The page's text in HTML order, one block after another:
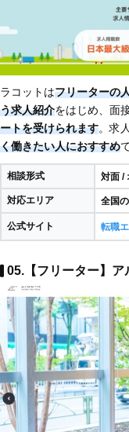
ラコットはフリーターの
う求人紹介をはじめ、面
ートを受けられます。求
く働きたい人におすすめ
相談形式 対面 /
対応エリア 全国
公式サイト 転職
05.【フリーター】ア